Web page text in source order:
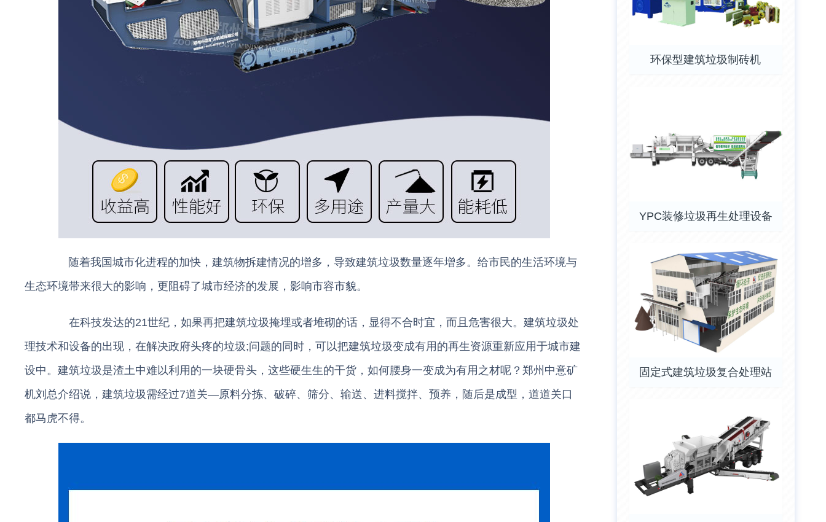
随着我国城市化进程的加快，建筑物拆建情况的增多，导致建筑垃圾数量逐年增多。给市民的生活环境与
生态环境带来很大的影响，更阻碍了城市经济的发展，影响市容市貌。
在科技发达的21世纪，如果再把建筑垃圾掩埋或者堆砌的话，显得不合时宜，而且危害很大。建筑垃圾处
理技术和设备的出现，在解决政府头疼的垃圾;问题的同时，可以把建筑垃圾变成有用的再生资源重新应用于城市建
设中。建筑垃圾是渣土中难以利用的一块硬骨头，这些硬生生的干货，如何腰身一变成为有用之材呢？郑州中意矿
机刘总介绍说，建筑垃圾需经过7道关—原料分拣、破碎、筛分、输送、进料搅拌、预养，随后是成型，道道关口
都马虎不得。
环保型建筑垃圾制砖机
YPC装修垃圾再生处理设备
固定式建筑垃圾复合处理站